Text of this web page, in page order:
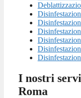
I nostri
Roma